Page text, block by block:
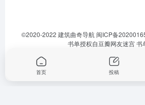
©2020-2022 建筑曲奇导航 闽ICP备
书单授权自豆瓣网友迷宫书
首页 投稿